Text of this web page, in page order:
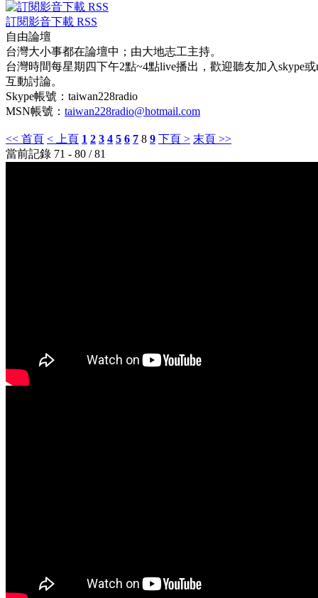
訂閱影音下載 RSS
自由論壇
台灣大小事都在論壇中；由大地志工主持。
台灣時間每星期四下午2點~4點live播出，歡迎聽友加入skype
互動討論。
Skype帳號：taiwan228radio
MSN帳號： taiwan228radio@hotmail.com
<< 首頁 < 上頁 1 2 3 4 5 6 7 8 9 下頁 > 末頁 >>
當前記錄 71 - 80 / 81